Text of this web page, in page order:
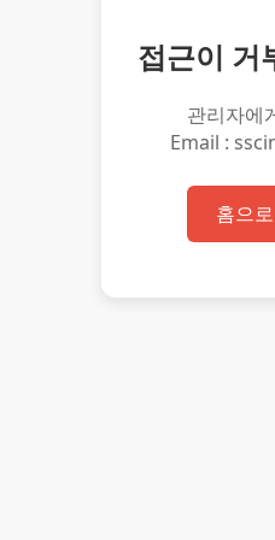
접근이 거
관리자에
Email :
홈으